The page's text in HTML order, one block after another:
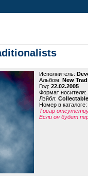
Исполнитель:
Альбом: New
Год: 22.02.2005
Формат носителя:
Лэйбл:
Номер в каталоге:
Товар
Если он будет